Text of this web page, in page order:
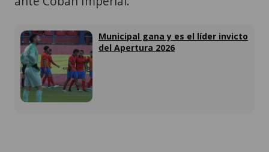
Municipal gana y es el líder invicto
del Apertura 2026